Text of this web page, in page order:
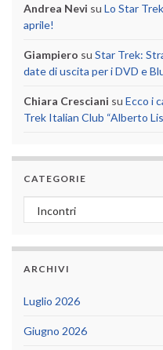
Andrea Nevi su Lo Star
aprile!
Giampiero su Star Trek:
date di uscita per i DVD e
Chiara Cresciani su Ecco i
Trek Italian Club “Alberto
CATEGORIE
Categorie
ARCHIVI
Luglio 2026
Giugno 2026